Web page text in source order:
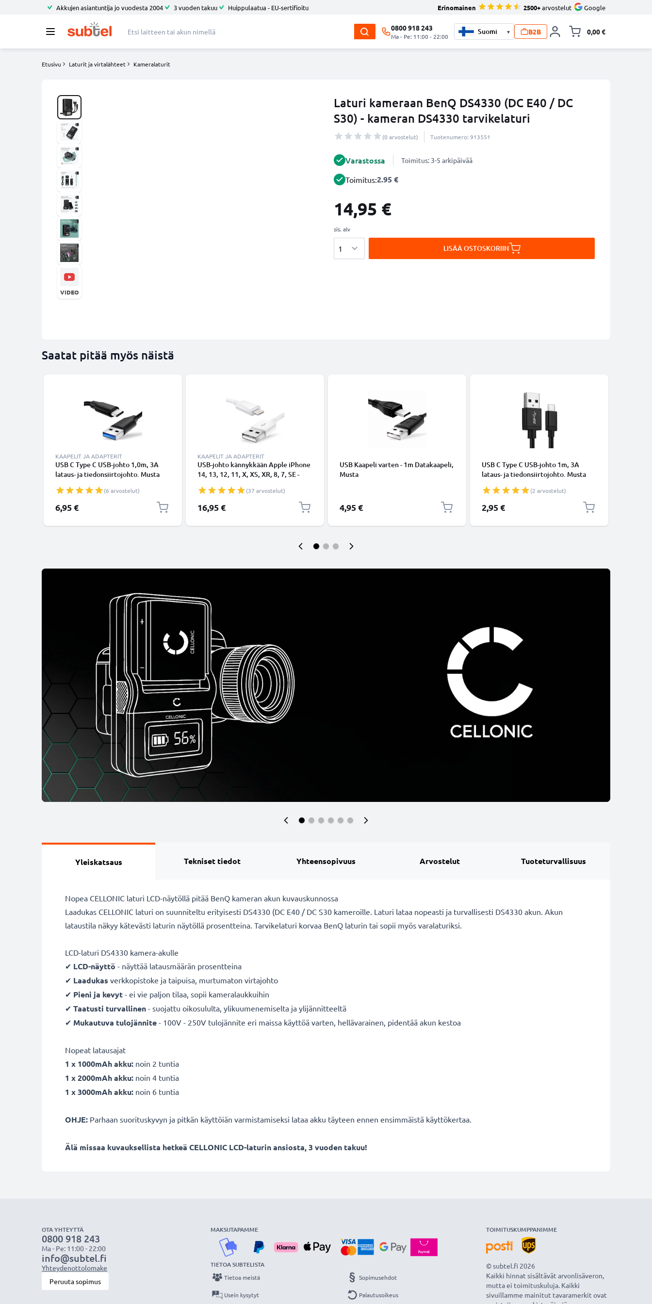
Akkujen asiantuntija jo vuodesta 2004 3 vuoden takuu Huippulaatua - EU-sertifioitu Erinomainen 2500+arvostelut Google
0800 918 243
Ma - Pe: 11:00 - 22:00
▾ B2B 0,00 €
Etusivu Laturit ja virtalähteet Kameralaturit
Laturi kameraan BenQ DS4330 (DC E40 / DC
S30) - kameran DS4330 tarvikelaturi
(0 arvostelut) Tuotenumero: 913551
VIDEO
Varastossa Toimitus: 3-5 arkipäivää
Toimitus:2.95 €
14,95 €
sis. alv
LISÄÄ OSTOSKORIIN
Saatat pitää myös näistä
KAAPELIT JA ADAPTERIT
USB C Type C USB-johto 1,0m, 3A
lataus- ja tiedonsiirtojohto. Musta
USB-kaapeli
(6 arvostelut)
6,95 €
KAAPELIT JA ADAPTERIT
USB-johto kännykkään Apple iPhone
14, 13, 12, 11, X, XS, XR, 8, 7, SE -
Valkoinen datakaapeli(37 arvostelut)
16,95 €
USB Kaapeli varten - 1m Datakaapeli,
Musta
4,95 €
USB C Type C USB-johto 1m, 3A
lataus- ja tiedonsiirtojohto. Musta
USB-kaapeli
(2 arvostelut)
2,95 €
Yleiskatsaus Tekniset tiedot Yhteensopivuus Arvostelut Tuoteturvallisuus
Nopea CELLONIC laturi LCD-näytöllä pitää BenQ kameran akun kuvauskunnossa
Laadukas CELLONIC laturi on suunniteltu erityisesti DS4330 (DC E40 / DC S30 kameroille. Laturi lataa nopeasti ja turvallisesti DS4330 akun. Akun
lataustila näkyy kätevästi laturin näytöllä prosentteina. Tarvikelaturi korvaa BenQ laturin tai sopii myös varalaturiksi.
LCD-laturi DS4330 kamera-akulle
✔ LCD-näyttö - näyttää latausmäärän prosentteina
✔ Laadukas verkkopistoke ja taipuisa, murtumaton virtajohto
✔ Pieni ja kevyt - ei vie paljon tilaa, sopii kameralaukkuihin
✔ Taatusti turvallinen - suojattu oikosululta, ylikuumenemiselta ja ylijännitteeltä
✔ Mukautuva tulojännite - 100V - 250V tulojännite eri maissa käyttöä varten, hellävarainen, pidentää akun kestoa
Nopeat latausajat
1 x 1000mAh akku: noin 2 tuntia
1 x 2000mAh akku: noin 4 tuntia
1 x 3000mAh akku: noin 6 tuntia
OHJE: Parhaan suorituskyvyn ja pitkän käyttöiän varmistamiseksi lataa akku täyteen ennen ensimmäistä käyttökertaa.
Älä missaa kuvauksellista hetkeä CELLONIC LCD-laturin ansiosta, 3 vuoden takuu!
OTA YHTEYTTÄ
0800 918 243
Ma - Pe: 11:00 - 22:00
info@subtel.fi
Yhteydenottolomake
Peruuta sopimus
MAKSUTAPAMME
TIETOA SUBTELISTA
Tietoa meistä
Usein kysytyt
Sopimusehdot
Palautusoikeus
TOIMITUSKUMPPANIMME
© subtel.fi 2026
Kaikki hinnat sisältävät arvonlisäveron,
mutta ei toimituskuluja. Kaikki
sivuillamme mainitut tavaramerkit ovat